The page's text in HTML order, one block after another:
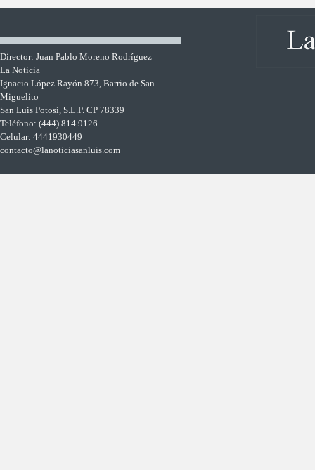
Director: Juan Pablo Moreno Rodríguez
La Noticia
Ignacio López Rayón 873, Barrio de San
Miguelito
San Luis Potosí, S.L.P. CP 78339
Teléfono: (444) 814 9126
Celular: 4441930449
contacto@lanoticiasanluis.com